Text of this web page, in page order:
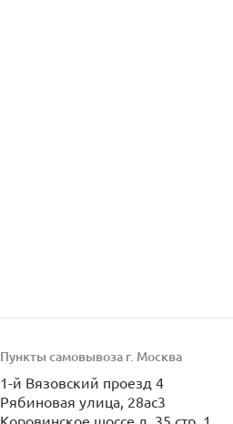
Пункты самовывоза г. Москва
1-й Вязовский проезд 4
Рябиновая улица, 28ас3
Коровинское шоссе д. 35 стр. 1